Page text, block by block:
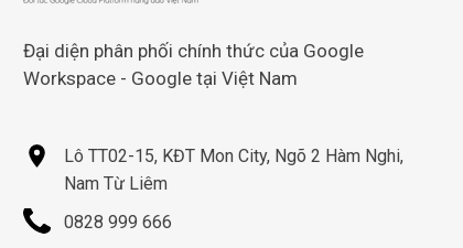
Đại diện phân phối chính thức của Google
Workspace - Google tại Việt Nam
Lô TT02-15, KĐT Mon City, Ngõ 2 Hàm Nghi,
Nam Từ Liêm
0828 999 666